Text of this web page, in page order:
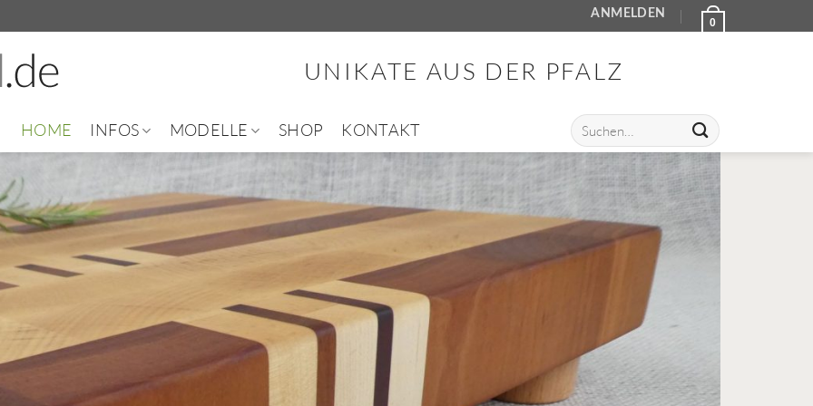
ANMELDEN
0
UNIKATE AUS DER PFALZ
HOME INFOS MODELLE SHOP KONTAKT
Suche
nach: